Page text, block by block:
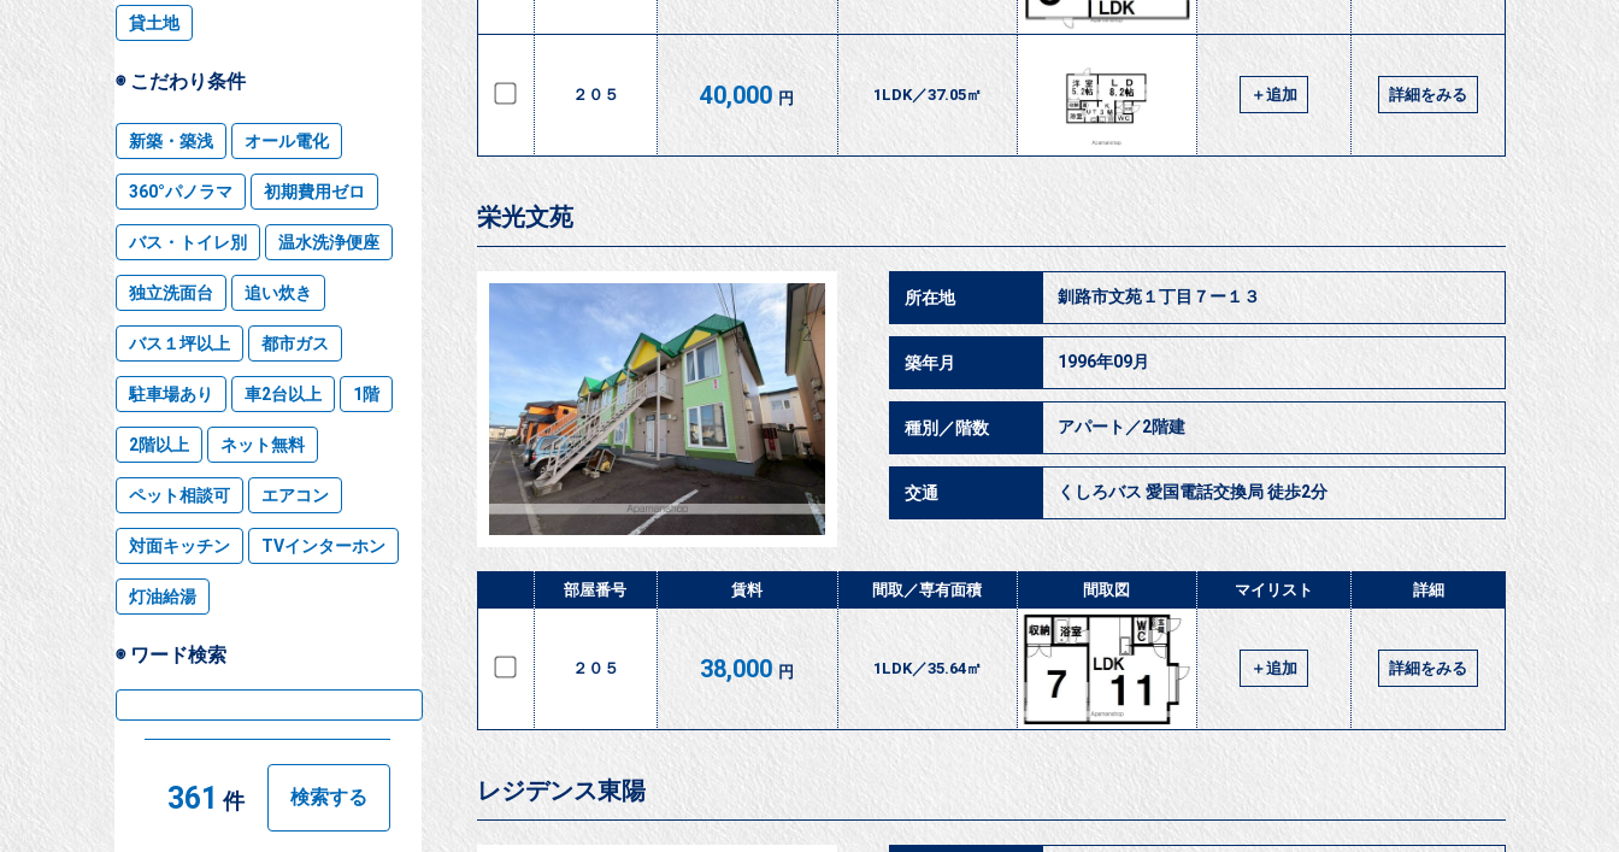
貸土地
◉ こだわり条件
新築・築浅 オール電化
360°パノラマ 初期費用ゼロ
バス・トイレ別 温水洗浄便座
独立洗面台 追い炊き
バス１坪以上 都市ガス
駐車場あり 車2台以上 1階
2階以上 ネット無料
ペット相談可 エアコン
対面キッチン TVインターホン
灯油給湯
◉ ワード検索
361 件 検索する
２０５ 40,000 円 1LDK／37.05㎡ ＋追加 詳細をみる
栄光文苑
所在地 釧路市文苑１丁目７ー１３
築年月 1996年09月
種別／階数 アパート／2階建
交通 くしろバス 愛国電話交換局 徒歩2分
部屋番号 賃料 間取／専有面積 間取図 マイリスト 詳細
２０５ 38,000 円 1LDK／35.64㎡ ＋追加 詳細をみる
レジデンス東陽